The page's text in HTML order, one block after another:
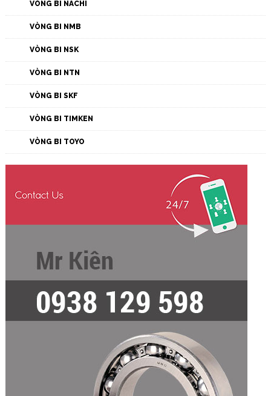
VÒNG BI NACHI
VÒNG BI NMB
VÒNG BI NSK
VÒNG BI NTN
VÒNG BI SKF
VÒNG BI TIMKEN
VÒNG BI TOYO